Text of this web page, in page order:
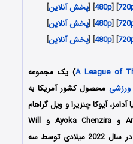
] [
480p
] [پخش آنلاین]
] [
480p
] [پخش آنلاین]
] [
480p
] [پخش آنلاین]
A League of) یک مجموعه
ورزشی محصول کشور آمریکا به
آیوکا چنزیرا و ویل گراهام
(Jamie Babbit و Anya Adams و Ayoka Chenzira و Will
Graham) است که فصل اول آن در سال 2022 میلادی توسط سه